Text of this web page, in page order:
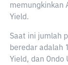
memungkinkan
Yield.
Saat ini jumlah
beredar adalah
Yield, dan